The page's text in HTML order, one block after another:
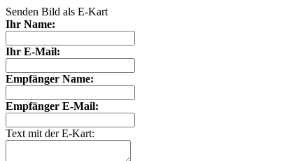
Senden Bild als E-Kart
Ihr Name:
Ihr E-Mail:
Empfänger Name:
Empfänger E-Mail:
Text mit der E-Kart: